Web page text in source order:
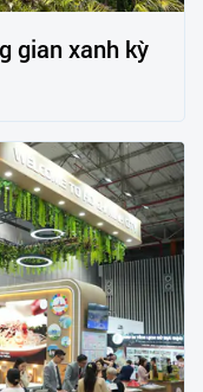
gian xanh kỳ